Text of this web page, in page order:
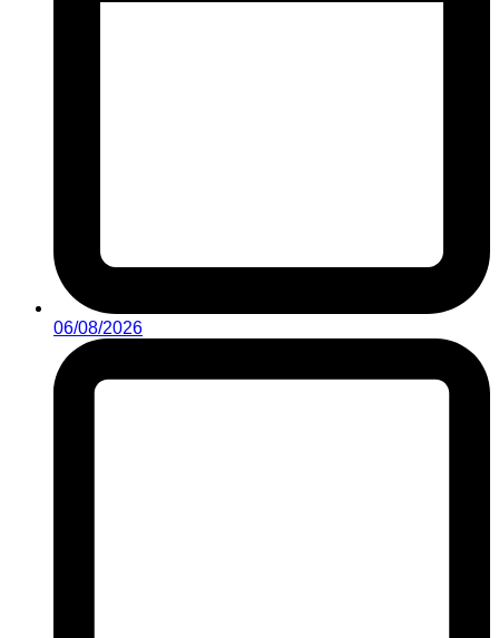
06/08/2026